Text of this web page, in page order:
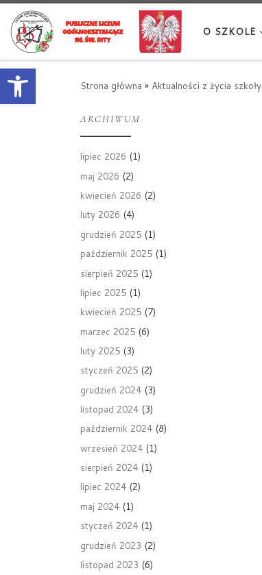
Otwórz pasek narzędzi
Przejdź do treści
O SZKOLE
Strona główna » Aktualności z życia szkoły
ARCHIWUM
lipiec 2026 (1)
maj 2026 (2)
kwiecień 2026 (2)
luty 2026 (4)
grudzień 2025 (1)
październik 2025 (1)
sierpień 2025 (1)
lipiec 2025 (1)
kwiecień 2025 (7)
marzec 2025 (6)
luty 2025 (3)
styczeń 2025 (2)
grudzień 2024 (3)
listopad 2024 (3)
październik 2024 (8)
wrzesień 2024 (1)
sierpień 2024 (1)
lipiec 2024 (2)
maj 2024 (1)
styczeń 2024 (1)
grudzień 2023 (2)
listopad 2023 (6)